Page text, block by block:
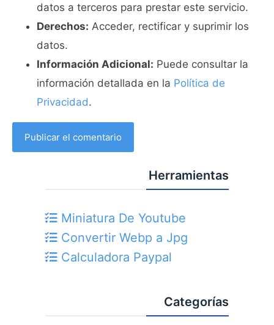
datos a terceros para prestar este servicio.
Derechos: Acceder, rectificar y suprimir los
datos.
Información Adicional: Puede consultar la
información detallada en la Política de
Privacidad.
Herramientas
Miniatura De Youtube
Convertir Webp a Jpg
Calculadora Paypal
Categorías